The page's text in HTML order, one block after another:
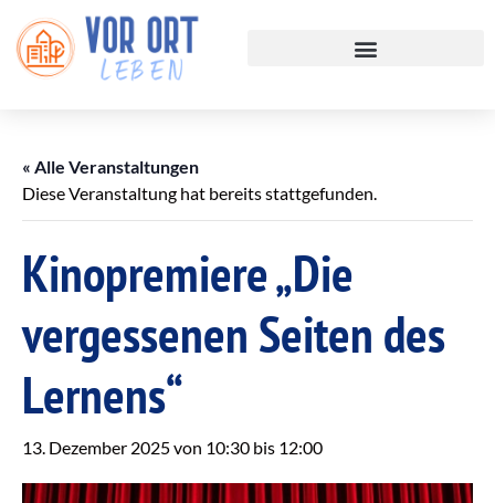
« Alle Veranstaltungen
Diese Veranstaltung hat bereits stattgefunden.
Kinopremiere „Die
vergessenen Seiten des
Lernens“
13. Dezember 2025 von 10:30 bis 12:00